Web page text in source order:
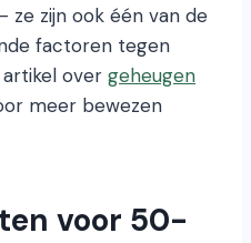
zijn ook één van de
factoren tegen
artikel over geheugen
meer bewezen
voor 50-